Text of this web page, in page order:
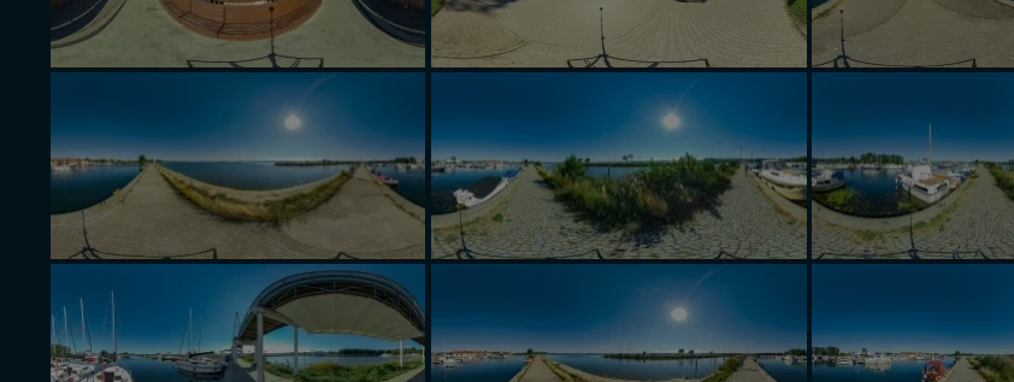
11-500 Giżycko. Możesz z nami skontaktować się za pośrednictwem tej
strony
W każdej chwili możesz: zażądać dostępu do swoich danych, zażądać ich
informacji zawartych w plikach cookies. Twoja przeglądarka umożliwia Ci
przypadkach nie możemy tego zrobić za Ciebie.
Dziękujemy, i życzmy miłego odkrywania Mazur na nowo...